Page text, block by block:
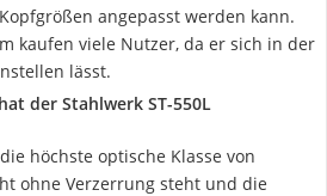
angepasst werden kann.
kaufen viele Nutzer, da er sich in der
lässt.
der Stahlwerk ST-550L
höchste optische Klasse von
ohne Verzerrung steht und die